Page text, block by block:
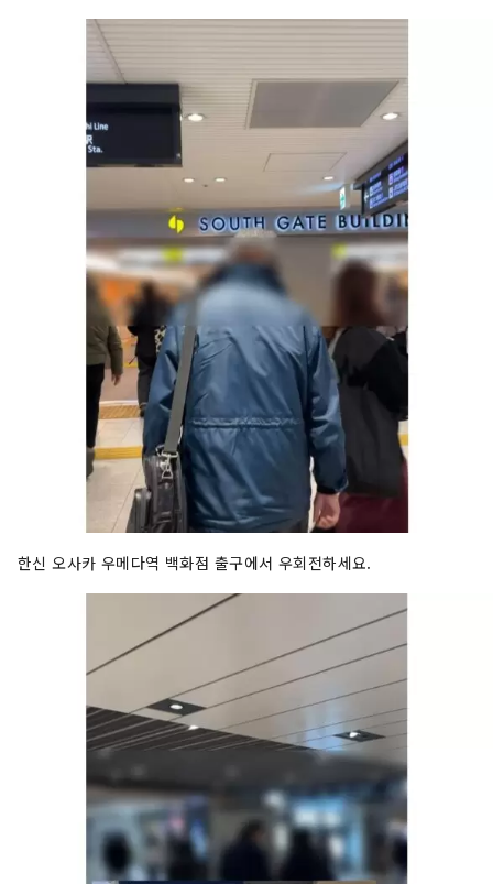
한신 오사카 우메다역 백화점 출구에서 우회전하세요.